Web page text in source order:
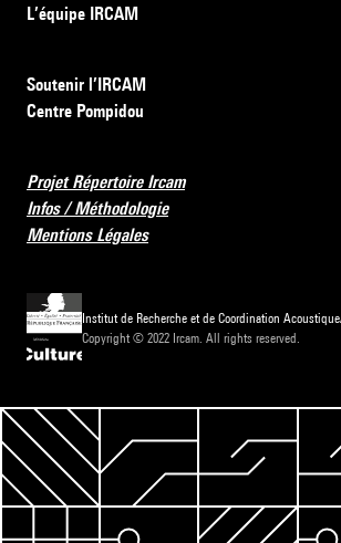
L’équipe IRCAM
Soutenir l’IRCAM
Centre Pompidou
Projet Répertoire Ircam
Infos / Méthodologie
Mentions Légales
Institut de Recherche et de Coordination
Copyright © 2022 Ircam. All rights reserved.